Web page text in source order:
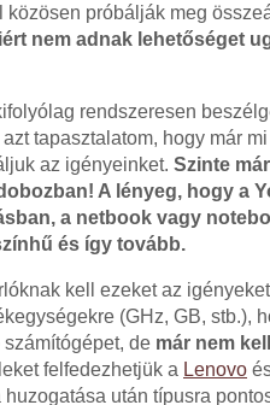
közösen próbálják meg
nem adnak lehetőséget
rendszeresen
tapasztalatom, hogy már
az igényeinket. Szinte
A lényeg, hogy a
a netbook vagy
és így tovább.
kell ezeket az
(GHz, GB, stb.),
de már nem
felfedezhetjük a Lenovo
után típusra